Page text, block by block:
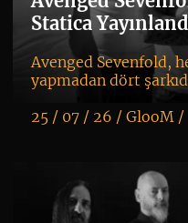
Statica
Avenged Sevenfold,
yapmadan dört
25 / 07 / 26 / GlooM/